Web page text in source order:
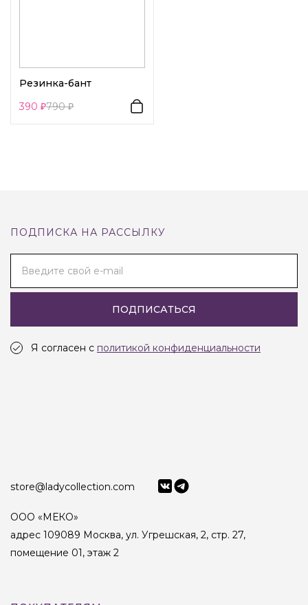
Резинка-бант
390
790
ПОДПИСКА НА РАССЫЛКУ
Введите свой e-mail
ПОДПИСАТЬСЯ
Я согласен с политикой конфиденциальности
store@ladycollection.com
ООО «МЕКО»
адрес 109089 Москва, ул. Угрешская, 2, стр. 27,
помещение 01, этаж 2